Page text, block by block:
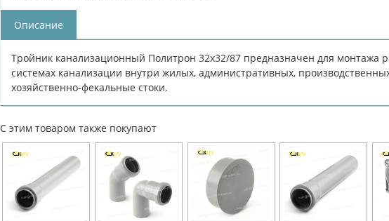
Описание
Тройник канализационный Политрон 32х32/87 предназначен для монтажа
системах канализации внутри жилых, административных,
хозяйственно-фекальные стоки.
С этим товаром также покупают